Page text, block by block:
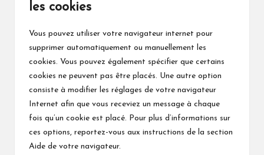
les cookies
Vous pouvez utiliser votre navigateur internet pour
supprimer automatiquement ou manuellement les
cookies. Vous pouvez également spécifier que certains
cookies ne peuvent pas être placés. Une autre option
consiste à modifier les réglages de votre navigateur
Internet afin que vous receviez un message à chaque
fois qu’un cookie est placé. Pour plus d’informations sur
ces options, reportez-vous aux instructions de la section
Aide de votre navigateur.